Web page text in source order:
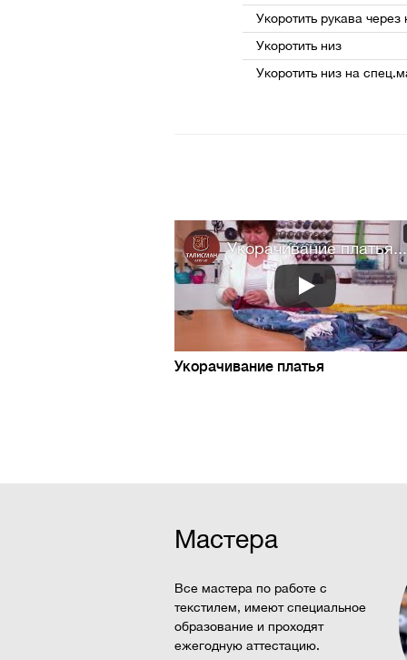
Укоротить рукава через
Укоротить низ
Укоротить низ на
Укорачивание платья...
Укорачивание платья
Мастера
Все мастера по работе с
текстилем, имеют специальное
образование и проходят
ежегодную аттестацию.